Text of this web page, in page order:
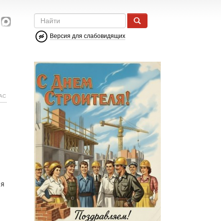
Версия для слабовидящих